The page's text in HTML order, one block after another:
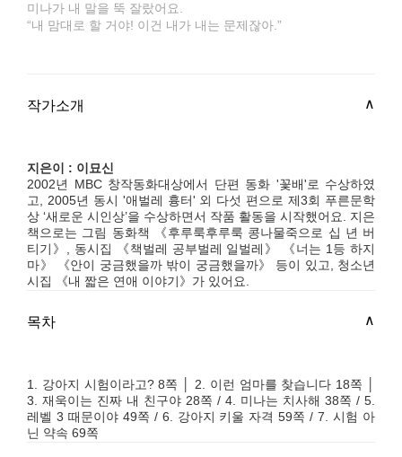
미나가 내 말을 뚝 잘랐어요.
“내 맘대로 할 거야! 이건 내가 내는 문제잖아.”
작가소개
지은이 : 이묘신
2002년 MBC 창작동화대상에서 단편 동화 '꽃배'로 수상하였
고, 2005년 동시 '애벌레 흉터' 외 다섯 편으로 제3회 푸른문학
상 ‘새로운 시인상’을 수상하면서 작품 활동을 시작했어요. 지은
책으로는 그림 동화책 《후루룩후루룩 콩나물죽으로 십 년 버
티기》, 동시집 《책벌레 공부벌레 일벌레》 《너는 1등 하지
마》 《안이 궁금했을까 밖이 궁금했을까》 등이 있고, 청소년
시집 《내 짧은 연애 이야기》가 있어요.
목차
1. 강아지 시험이라고? 8쪽 │ 2. 이런 엄마를 찾습니다 18쪽 │
3. 재욱이는 진짜 내 친구야 28쪽 / 4. 미나는 치사해 38쪽 / 5.
레벨 3 때문이야 49쪽 / 6. 강아지 키울 자격 59쪽 / 7. 시험 아
닌 약속 69쪽